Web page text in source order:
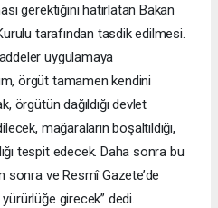
gerektiğini hatırlatan Bakan
tarafından tasdik edilmesi.
uygulamaya
örgüt tamamen kendini
örgütün dağıldığı devlet
mağaraların boşaltıldığı,
tespit edecek. Daha sonra bu
sonra ve Resmî Gazete’de
girecek” dedi.